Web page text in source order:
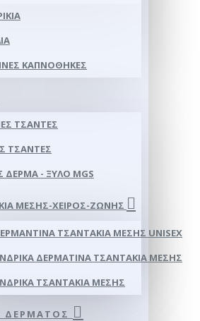
ΚΑΠΝΟΘΉΚΕΣ
ΤΣΆΝΤΕΣ
ΤΣΆΝΤΕΣ
ΔΈΡΜΑ - ΞΎΛΟ MGS
ΜΈΣΗΣ-ΧΕΙΡΌΣ-ΖΏΝΗΣ
ΤΣΑΝΤΆΚΙΑ ΜΈΣΗΣ UNISEX
ΔΕΡΜΆΤΙΝΑ ΤΣΑΝΤΆΚΙΑ ΜΈΣΗΣ
ΤΣΑΝΤΆΚΙΑ ΜΈΣΗΣ
ΔΈΡΜΑΤΟΣ